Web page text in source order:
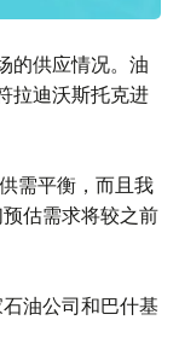
的供应情况。油
拉迪沃斯托克进
需平衡，而且我
估需求将较之前
油公司和巴什基